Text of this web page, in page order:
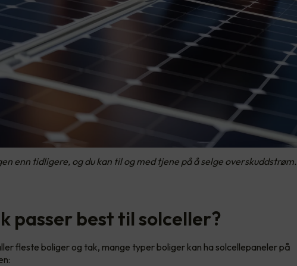
enn tidligere, og du kan til og med tjene på å selge overskuddstrøm.
passer best til solceller?
fleste boliger og tak, mange typer boliger kan ha solcellepaneler på